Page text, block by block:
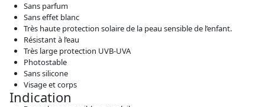
Sans parfum
Sans effet blanc
Très haute protection solaire de la peau sensible de l’enfant.
Résistant à l’eau
Très large protection UVB-UVA
Photostable
Sans silicone
Visage et corps
Indication